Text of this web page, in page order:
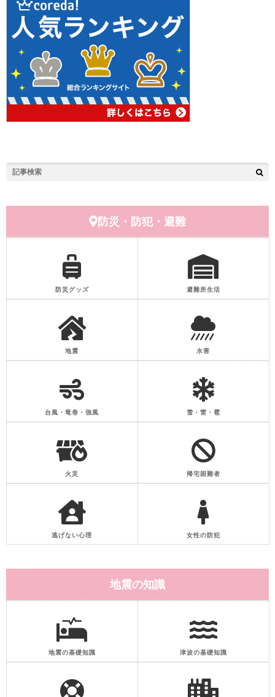
防災・防犯・避難
防災グッズ 避難所生活
地震 水害
台風・竜巻・強風 雪・雷・雹
火災 帰宅困難者
逃げない心理 女性の防犯
地震の知識
地震の基礎知識 津波の基礎知識